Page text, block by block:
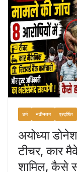
धर्म नवीनतम प्रदर्शित
अयोध्या
टीचर, कार
शामिल, कैसे